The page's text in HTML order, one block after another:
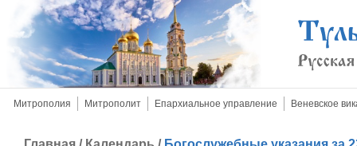
Митрополия Митрополит Епархиальное управление Веневское